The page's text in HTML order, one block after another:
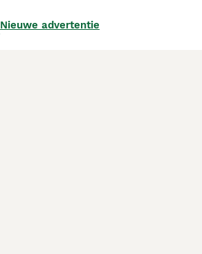
Nieuwe advertentie